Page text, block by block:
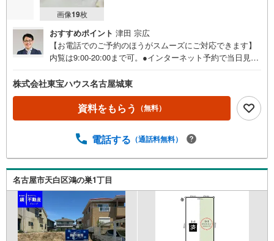
画像19枚
おすすめポイント 津田 宗広
【お電話でのご予約のほうがスムーズにご対応できます】
内覧は9:00-20:00まで可。●インターネット予約で当日見学
（2）本日～4日以内をご希望の方は「ご要望・ご質問欄」
に希望日時をご記入ください！《東宝ハウス名古屋城東の
こだわり》スタッフ一同、すべてのお客様に対して、自分
の家族や仲の良い友人に対するときと同じ気持ちで接客さ
と出会い、住宅ローンやその他のサービスの内容にもご満
だきます。私たちが携わる不動産ビジネスでは安全で安心
な取引を実現することはプロとしての使命です。営業スタ
ッフを管理職が常にサポートする体制で、ダブルチェック
はもちろん何度も報告と確認を繰り返し、取引の安全性を
追求しています。ご覧いただきありがとうございます！
株式会社東宝ハウス名古屋城東
資料をもらう （無料）
電話する （通話料無料）
名古屋市天白区鴻の巣1丁目